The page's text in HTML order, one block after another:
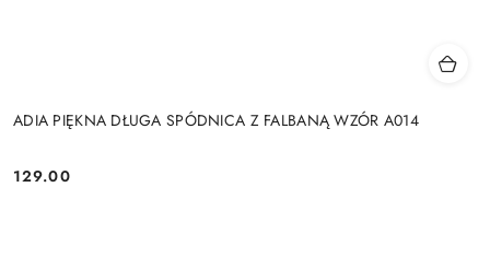
ADIA PIĘKNA DŁUGA SPÓDNICA Z FALBANĄ WZÓR A014
Cena:
129.00